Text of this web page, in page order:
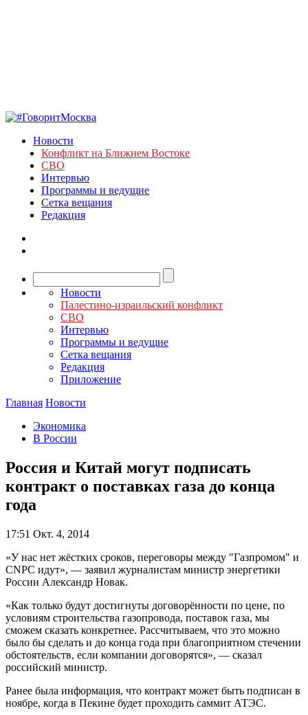
Новости
Конфликт на Ближнем Востоке
СВО
Интервью
Программы и ведущие
Сетка вещания
Редакция
Новости
Палестино-израильский конфликт
СВО
Интервью
Программы и ведущие
Сетка вещания
Редакция
Приложение
Главная Новости
Экономика
В России
Россия и Китай могут подписать
контракт о поставках газа до конца
года
17:51 Окт. 4, 2014
«У нас нет жёстких сроков, переговоры между "Газпромом" и
CNPC идут», — заявил журналистам министр энергетики
России Александр Новак.
«Как только будут достигнуты договорённости по цене, по
условиям строительства газопровода, поставок газа, мы
сможем сказать конкретнее. Рассчитываем, что это можно
было бы сделать и до конца года при благоприятном стечении
обстоятельств, если компании договорятся», — сказал
российский министр.
Ранее была информация, что контракт может быть подписан в
ноябре, когда в Пекине будет проходить саммит АТЭС.